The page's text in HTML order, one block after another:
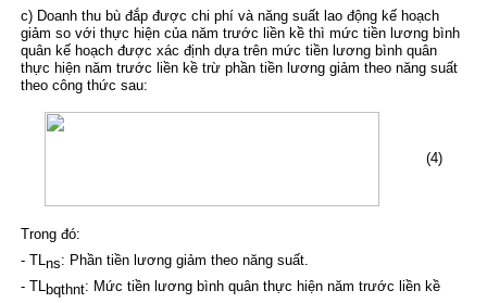
c) Doanh thu bù đắp được chi phí và năng suất lao động kế hoạch
giảm so với thực hiện của năm trước liền kề thì mức tiền lương bình
quân kế hoạch được xác định dựa trên mức tiền lương bình quân
thực hiện năm trước liền kề trừ phần tiền lương giảm theo năng suất
theo công thức sau:
(4)
Trong đó:
- TLns: Phần tiền lương giảm theo năng suất.
- TLbqthnt: Mức tiền lương bình quân thực hiện năm trước liền kề